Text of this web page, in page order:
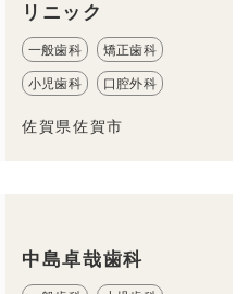
リニック
一般歯科 矯正歯科
小児歯科 口腔外科
佐賀県佐賀市
中島卓哉歯科